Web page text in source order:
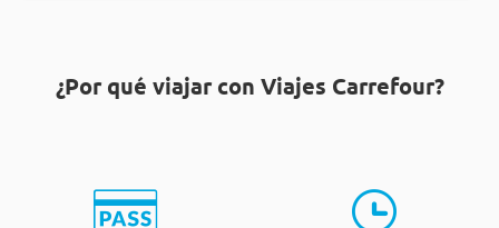
¿Por qué viajar con Viajes Carrefour?